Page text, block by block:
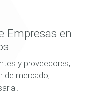
Empresas en
y proveedores,
de mercado,